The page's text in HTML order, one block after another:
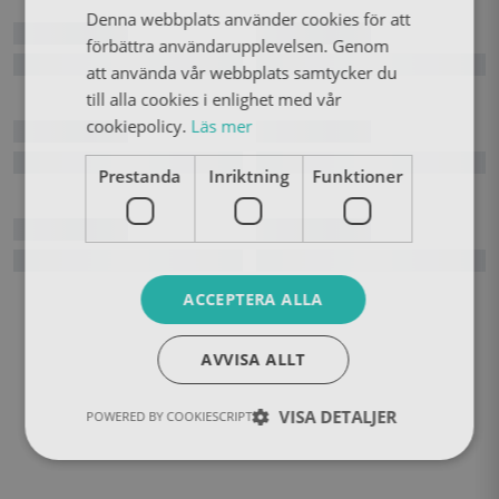
Denna webbplats använder cookies för att
förbättra användarupplevelsen. Genom
att använda vår webbplats samtycker du
till alla cookies i enlighet med vår
cookiepolicy. Läs mer
Prestanda Inriktning Funktioner
ACCEPTERA ALLA
AVVISA ALLT
VISA DETALJER
POWERED BY COOKIESCRIPT